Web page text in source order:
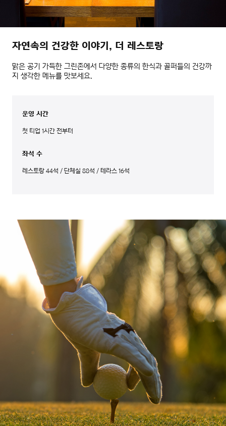
자연속의 건강한 이야기, 더 레스토랑
맑은 공기 가득한 그린존에서 다양한 종류의 한식과 골퍼들의 건강까
지 생각한 메뉴를 맛보세요.
운영 시간
첫 티업 1시간 전부터
좌석 수
레스토랑 44석 / 단체실 88석 / 테라스 16석